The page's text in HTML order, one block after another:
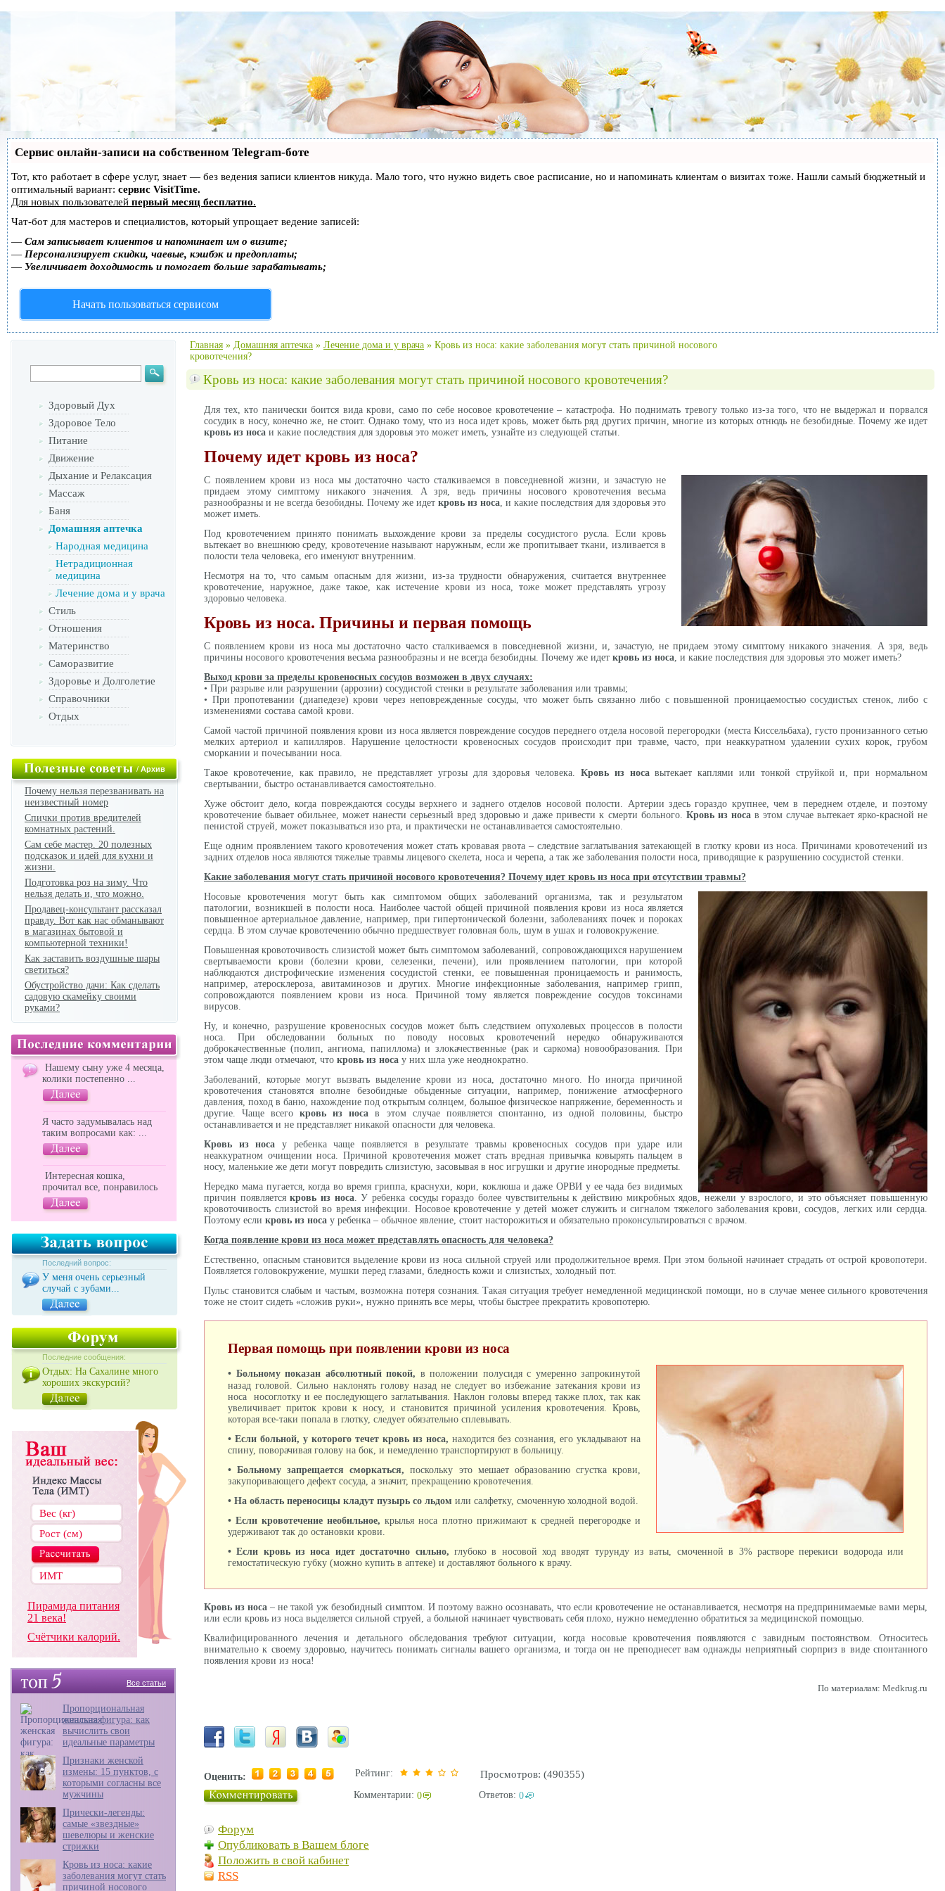
Сервис онлайн-записи на собственном Telegram-боте
Тот, кто работает в сфере услуг, знает — без ведения записи клиентов никуда. Мало того, что нужно видеть свое расписание, но и напоминать клиентам о визитах тоже. Нашли самый бюджетный и
оптимальный вариант: сервис VisitTime.
Для новых пользователей первый месяц бесплатно.
Чат-бот для мастеров и специалистов, который упрощает ведение записей:
— Сам записывает клиентов и напоминает им о визите;
— Персонализирует скидки, чаевые, кэшбэк и предоплаты;
— Увеличивает доходимость и помогает больше зарабатывать;
Начать пользоваться сервисом
Здоровый Дух
Здоровое Тело
Питание
Движение
Дыхание и Релаксация
Массаж
Баня
Домашняя аптечка
Народная медицина
Нетрадиционная
медицина
Лечение дома и у врача
Стиль
Отношения
Материнство
Саморазвитие
Здоровье и Долголетие
Справочники
Отдых
/Архив
Почему нельзя перезванивать на
неизвестный номер
Спички против вредителей
комнатных растений.
Сам себе мастер. 20 полезных
подсказок и идей для кухни и
жизни.
Подготовка роз на зиму. Что
нельзя делать и, что можно.
Продавец-консультант рассказал
правду. Вот как нас обманывают
в магазинах бытовой и
компьютерной техники!
Как заставить воздушные шары
светиться?
Обустройство дачи: Как сделать
садовую скамейку своими
руками?
Нашему сыну уже 4 месяца,
колики постепенно ...
Я часто задумывалась над
таким вопросами как: ...
Интересная кошка,
прочитал все, понравилось
Последний вопрос:
У меня очень серьезный
случай с зубами...
Последние сообщения:
Отдых: На Сахалине много
хороших экскурсий?
Пирамида питания
21 века!
Счётчики калорий.
Все статьи
Пропорциональная
женская фигура: как
вычислить свои
идеальные параметры
Признаки женской
измены: 15 пунктов, с
которыми согласны все
мужчины
Прически-легенды:
самые «звездные»
шевелюры и женские
стрижки
Кровь из носа: какие
заболевания могут стать
причиной носового
Главная » Домашняя аптечка » Лечение дома и у врача » Кровь из носа: какие заболевания могут стать причиной носового
кровотечения?
Кровь из носа: какие заболевания могут стать причиной носового кровотечения?
Для тех, кто панически боится вида крови, само по себе носовое кровотечение – катастрофа. Но поднимать тревогу только из-за того, что не выдержал и порвался
сосудик в носу, конечно же, не стоит. Однако тому, что из носа идет кровь, может быть ряд других причин, многие из которых отнюдь не безобидные. Почему же идет
кровь из носа и какие последствия для здоровья это может иметь, узнайте из следующей статьи.
Почему идет кровь из носа?
С появлением крови из носа мы достаточно часто сталкиваемся в повседневной жизни, и зачастую не
придаем этому симптому никакого значения. А зря, ведь причины носового кровотечения весьма
разнообразны и не всегда безобидны. Почему же идет кровь из носа, и какие последствия для здоровья это
может иметь.
Под кровотечением принято понимать выхождение крови за пределы сосудистого русла. Если кровь
вытекает во внешнюю среду, кровотечение называют наружным, если же пропитывает ткани, изливается в
полости тела человека, его именуют внутренним.
Несмотря на то, что самым опасным для жизни, из-за трудности обнаружения, считается внутреннее
кровотечение, наружное, даже такое, как истечение крови из носа, тоже может представлять угрозу
здоровью человека.
Кровь из носа. Причины и первая помощь
С появлением крови из носа мы достаточно часто сталкиваемся в повседневной жизни, и, зачастую, не придаем этому симптому никакого значения. А зря, ведь
причины носового кровотечения весьма разнообразны и не всегда безобидны. Почему же идет кровь из носа, и какие последствия для здоровья это может иметь?
Выход крови за пределы кровеносных сосудов возможен в двух случаях:
• При разрыве или разрушении (аррозии) сосудистой стенки в результате заболевания или травмы;
• При пропотевании (диапедезе) крови через неповрежденные сосуды, что может быть связанно либо с повышенной проницаемостью сосудистых стенок, либо с
изменениями состава самой крови.
Самой частой причиной появления крови из носа является повреждение сосудов переднего отдела носовой перегородки (места Киссельбаха), густо пронизанного сетью
мелких артериол и капилляров. Нарушение целостности кровеносных сосудов происходит при травме, часто, при неаккуратном удалении сухих корок, грубом
сморкании и почесывании носа.
Такое кровотечение, как правило, не представляет угрозы для здоровья человека. Кровь из носавытекает каплями или тонкой струйкой и, при нормальном
свертывании, быстро останавливается самостоятельно.
Хуже обстоит дело, когда повреждаются сосуды верхнего и заднего отделов носовой полости. Артерии здесь гораздо крупнее, чем в переднем отделе, и поэтому
кровотечение бывает обильнее, может нанести серьезный вред здоровью и даже привести к смерти больного. Кровь из носав этом случае вытекает ярко-красной не
пенистой струей, может показываться изо рта, и практически не останавливается самостоятельно.
Еще одним проявлением такого кровотечения может стать кровавая рвота – следствие заглатывания затекающей в глотку крови из носа. Причинами кровотечений из
задних отделов носа являются тяжелые травмы лицевого скелета, носа и черепа, а так же заболевания полости носа, приводящие к разрушению сосудистой стенки.
Какие заболевания могут стать причиной носового кровотечения? Почему идет кровь из носа при отсутствии травмы?
Носовые кровотечения могут быть как симптомом общих заболеваний организма, так и результатом
патологии, возникшей в полости носа. Наиболее частой общей причиной появления крови из носа является
повышенное артериальное давление, например, при гипертонической болезни, заболеваниях почек и пороках
сердца. В этом случае кровотечению обычно предшествует головная боль, шум в ушах и головокружение.
Повышенная кровоточивость слизистой может быть симптомом заболеваний, сопровождающихся нарушением
свертываемости крови (болезни крови, селезенки, печени), или проявлением патологии, при которой
наблюдаются дистрофические изменения сосудистой стенки, ее повышенная проницаемость и ранимость,
например, атеросклероза, авитаминозов и других. Многие инфекционные заболевания, например грипп,
сопровождаются появлением крови из носа. Причиной тому является повреждение сосудов токсинами
вирусов.
Ну, и конечно, разрушение кровеносных сосудов может быть следствием опухолевых процессов в полости
носа. При обследовании больных по поводу носовых кровотечений нередко обнаруживаются
доброкачественные (полип, ангиома, папиллома) и злокачественные (рак и саркома) новообразования. При
этом чаще люди отмечают, что кровь из носа у них шла уже неоднократно.
Заболеваний, которые могут вызвать выделение крови из носа, достаточно много. Но иногда причиной
кровотечения становятся вполне безобидные обыденные ситуации, например, понижение атмосферного
давления, поход в баню, нахождение под открытым солнцем, большое физическое напряжение, беременность и
другие. Чаще всегокровь из носа в этом случае появляется спонтанно, из одной половины, быстро
останавливается и не представляет никакой опасности для человека.
Кровь из носа у ребенка чаще появляется в результате травмы кровеносных сосудов при ударе или
неаккуратном очищении носа. Причиной кровотечения может стать вредная привычка ковырять пальцем в
носу, маленькие же дети могут повредить слизистую, засовывая в нос игрушки и другие инородные предметы.
Нередко мама пугается, когда во время гриппа, краснухи, кори, коклюша и даже ОРВИ у ее чада без видимых
причин появляетсякровь из носа. У ребенка сосуды гораздо более чувствительны к действию микробных ядов, нежели у взрослого, и это объясняет повышенную
кровоточивость слизистой во время инфекции. Носовое кровотечение у детей может служить и сигналом тяжелого заболевания крови, сосудов, легких или сердца.
Поэтому если кровь из носа у ребенка – обычное явление, стоит насторожиться и обязательно проконсультироваться с врачом.
Когда появление крови из носа может представлять опасность для человека?
Естественно, опасным становится выделение крови из носа сильной струей или продолжительное время. При этом больной начинает страдать от острой кровопотери.
Появляется головокружение, мушки перед глазами, бледность кожи и слизистых, холодный пот.
Пульс становится слабым и частым, возможна потеря сознания. Такая ситуация требует немедленной медицинской помощи, но в случае менее сильного кровотечения
тоже не стоит сидеть «сложив руки», нужно принять все меры, чтобы быстрее прекратить кровопотерю.
Первая помощь при появлении крови из носа
• Больному показан абсолютный покой, в положении полусидя с умеренно запрокинутой
назад головой. Сильно наклонять голову назад не следует во избежание затекания крови из
носа носоглотку и ее последующего заглатывания. Наклон головы вперед также плох, так как
увеличивает приток крови к носу, и становится причиной усиления кровотечения. Кровь,
которая все-таки попала в глотку, следует обязательно сплевывать.
• Если больной, у которого течет кровь из носа, находится без сознания, его укладывают на
спину, поворачивая голову на бок, и немедленно транспортируют в больницу.
• Больному запрещается сморкаться, поскольку это мешает образованию сгустка крови,
закупоривающего дефект сосуда, а значит, прекращению кровотечения.
• На область переносицы кладут пузырь со льдом или салфетку, смоченную холодной водой.
• Если кровотечение необильное, крылья носа плотно прижимают к средней перегородке и
удерживают так до остановки крови.
• Если кровь из носа идет достаточно сильно, глубоко в носовой ход вводят турунду из ваты, смоченной в 3% растворе перекиси водорода или
гемостатическую губку (можно купить в аптеке) и доставляют больного к врачу.
Кровь из носа – не такой уж безобидный симптом. И поэтому важно осознавать, что если кровотечение не останавливается, несмотря на предпринимаемые вами меры,
или если кровь из носа выделяется сильной струей, а больной начинает чувствовать себя плохо, нужно немедленно обратиться за медицинской помощью.
Квалифицированного лечения и детального обследования требуют ситуации, когда носовые кровотечения появляются с завидным постоянством. Относитесь
внимательно к своему здоровью, научитесь понимать сигналы вашего организма, и тогда он не преподнесет вам однажды неприятный сюрприз в виде спонтанного
появления крови из носа!
По материалам: Medkrug.ru
Оценить: Рейтинг: Просмотров: (490355)
Комментарии: 0 Ответов: 0
Форум
Опубликовать в Вашем блоге
Положить в свой кабинет
RSS